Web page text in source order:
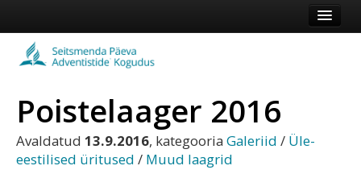
Koduleht
Vaata veel
Poistelaager 2016
Avaldatud 13.9.2016, kategooria Galeriid / Üle-
eestilised üritused / Muud laagrid